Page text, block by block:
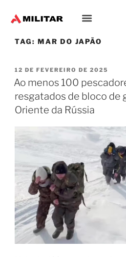
TAG: MAR DO JAPÃO
12 DE FEVEREIRO DE 2025
Ao menos 100
resgatados de bloco de
Oriente da Rússia